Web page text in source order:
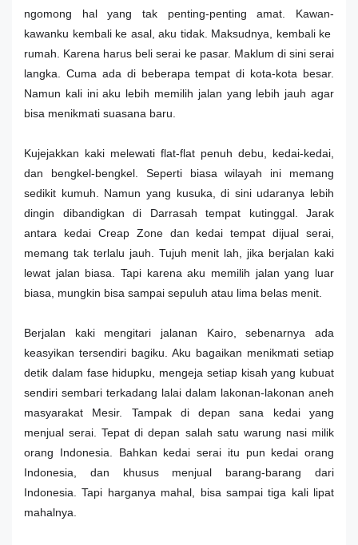
ngomong hal yang tak penting-penting amat. Kawan-
kawanku kembali ke asal, aku tidak. Maksudnya, kembali ke
rumah. Karena harus beli serai ke pasar. Maklum di sini serai
langka. Cuma ada di beberapa tempat di kota-kota besar.
Namun kali ini aku lebih memilih jalan yang lebih jauh agar
bisa menikmati suasana baru.
Kujejakkan kaki melewati flat-flat penuh debu, kedai-kedai,
dan bengkel-bengkel. Seperti biasa wilayah ini memang
sedikit kumuh. Namun yang kusuka, di sini udaranya lebih
dingin dibandigkan di Darrasah tempat kutinggal. Jarak
antara kedai Creap Zone dan kedai tempat dijual serai,
memang tak terlalu jauh. Tujuh menit lah, jika berjalan kaki
lewat jalan biasa. Tapi karena aku memilih jalan yang luar
biasa, mungkin bisa sampai sepuluh atau lima belas menit.
Berjalan kaki mengitari jalanan Kairo, sebenarnya ada
keasyikan tersendiri bagiku. Aku bagaikan menikmati setiap
detik dalam fase hidupku, mengeja setiap kisah yang kubuat
sendiri sembari terkadang lalai dalam lakonan-lakonan aneh
masyarakat Mesir. Tampak di depan sana kedai yang
menjual serai. Tepat di depan salah satu warung nasi milik
orang Indonesia. Bahkan kedai serai itu pun kedai orang
Indonesia, dan khusus menjual barang-barang dari
Indonesia. Tapi harganya mahal, bisa sampai tiga kali lipat
mahalnya.